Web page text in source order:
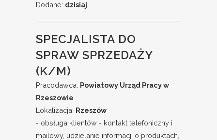
Dodane: dzisiaj
SPECJALISTA DO
SPRAW SPRZEDAŻY
(K/M)
Pracodawca: Powiatowy Urząd Pracy w
Rzeszowie
Lokalizacja: Rzeszów
- obsługa klientów - kontakt telefoniczny i
mailowy, udzielanie informacji o produktach,